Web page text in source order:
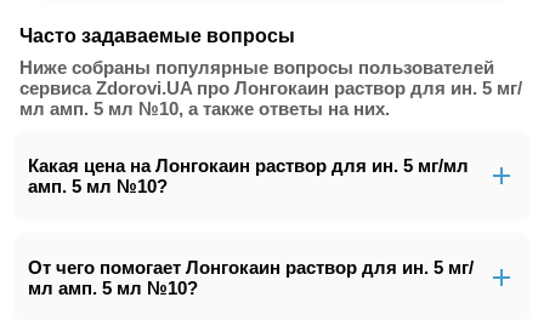
Часто задаваемые вопросы
Ниже собраны популярные вопросы пользователей
сервиса Zdorovi.UA про Лонгокаин раствор для ин. 5 мг/
мл амп. 5 мл №10, а также ответы на них.
Какая цена на Лонгокаин раствор для ин. 5 мг/мл
амп. 5 мл №10?
От чего помогает Лонгокаин раствор для ин. 5 мг/
мл амп. 5 мл №10?